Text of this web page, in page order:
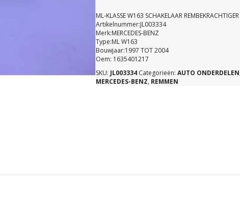
W163
SCHAKELAAR
ML-KLASSE W163 SCHAKELAAR
Artikelnummer:JL003334
Merk:MERCEDES-BENZ
Type:ML W163
Bouwjaar:1997 TOT 2004
Oem: 1635401217
SKU: JL003334 Categorieën: AUTO ONDERDELEN
MERCEDES-BENZ, REMMEN